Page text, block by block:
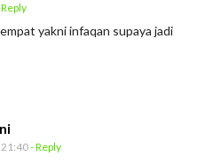
yakni infaqan supaya jadi
- Reply